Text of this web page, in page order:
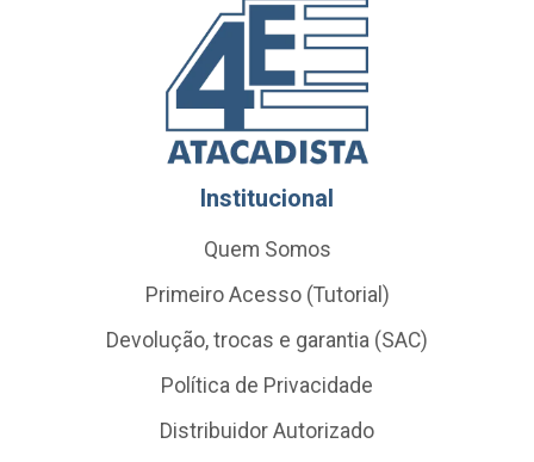
Institucional
Quem Somos
Primeiro Acesso (Tutorial)
Devolução, trocas e garantia (SAC)
Política de Privacidade
Distribuidor Autorizado